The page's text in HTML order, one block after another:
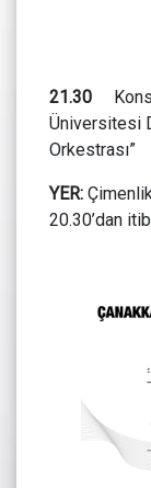
21.30
Üniversitesi
Orkestrası”
YER:
20.30’dan